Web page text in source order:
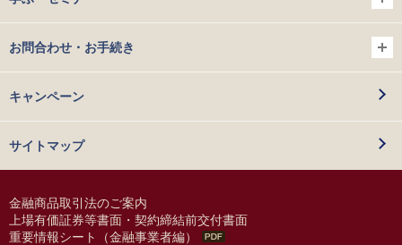
お問合わせ・お手続き
キャンペーン
サイトマップ
金融商品取引法のご案内
上場有価証券等書面・契約締結前交付書面
重要情報シート（金融事業者編）